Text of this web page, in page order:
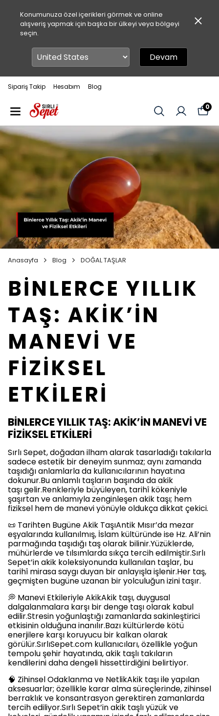
Konumunuza özel içerikleri görmek ve online
alışveriş yapmak için başka bir ülkeyi veya bölgeyi
seçin.
Devam
Sipariş Takip Hesabım Blog
0
Anasayfa Blog DOĞAL TAŞLAR
BİNLERCE YILLIK
TAŞ: AKİK’İN
MANEVİ VE
FİZİKSEL
ETKİLERİ
BİNLERCE YILLIK TAŞ: AKİK’İN MANEVİ VE
FİZİKSEL ETKİLERİ
Sırlı Sepet, doğadan ilham alarak tasarladığı takılarla
sadece estetik bir deneyim sunmaz; aynı zamanda
taşıdığı anlamlarla da kullanıcılarının hayatına
dokunur.Bu anlamlı taşların başında da akik
taşı gelir.Renkleriyle büyüleyen, tarihî kökeniyle
şaşırtan ve anlamıyla zenginleşen akik taşı; hem
fiziksel hem de manevi yönüyle oldukça dikkat çekici.
📜 Tarihten Bugüne Akik TaşıAntik Mısır’da mezar
eşyalarında kullanılmış, İslam kültüründe ise Hz. Ali’nin
parmağında taşıdığı taş olarak bilinir.Yüzüklerde,
mühürlerde ve tılsımlarda sıkça tercih edilmiştir.Sırlı
Sepet’in akik koleksiyonunda kullanılan taşlar, bu
tarihî mirasa saygı duyan bir anlayışla işlenir.Her taş,
geçmişten bugüne uzanan bir yolculuğun izini taşır.
💭 Manevi Etkileriyle AkikAkik taşı, duygusal
dalgalanmalara karşı bir denge taşı olarak kabul
edilir.Stresin yoğunlaştığı zamanlarda sakinleştirici
etkisinin olduğuna inanılır.Bazı kültürlerde kötü
enerjilere karşı koruyucu bir kalkan olarak
görülür.SırlıSepet.com kullanıcıları, özellikle yoğun
tempolu şehir hayatında, akik taşlı takıların
kendilerini daha dengeli hissettirdiğini belirtiyor.
🧠 Zihinsel Odaklanma ve NetlikAkik taşı ile yapılan
aksesuarlar; özellikle karar alma süreçlerinde, zihinsel
berraklık ve konsantrasyon gerektiren zamanlarda
tercih ediliyor.Sırlı Sepet’in akik taşlı yüzük ve